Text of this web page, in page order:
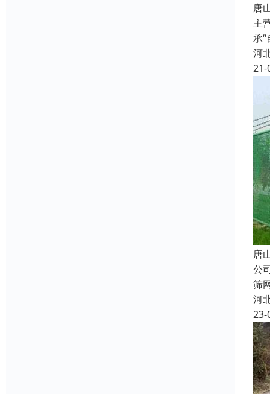
唐
主
承
河
21-
唐
公
筛
河
23-